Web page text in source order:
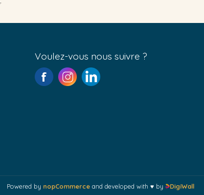
Voulez-vous nous suivre ?
Powered by nopCommerceand developed with ♥ by DigiWall